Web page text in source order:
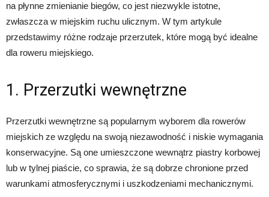
na płynne zmienianie biegów, co jest niezwykle istotne,
zwłaszcza w miejskim ruchu ulicznym. W tym artykule
przedstawimy różne rodzaje przerzutek, które mogą być idealne
dla roweru miejskiego.
1. Przerzutki wewnętrzne
Przerzutki wewnętrzne są popularnym wyborem dla rowerów
miejskich ze względu na swoją niezawodność i niskie wymagania
konserwacyjne. Są one umieszczone wewnątrz piastry korbowej
lub w tylnej piaście, co sprawia, że są dobrze chronione przed
warunkami atmosferycznymi i uszkodzeniami mechanicznymi.